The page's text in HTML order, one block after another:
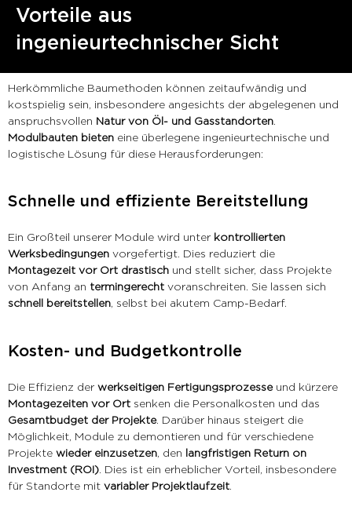
Vorteile aus
ingenieurtechnischer Sicht
Herkömmliche Baumethoden können zeitaufwändig und
kostspielig sein, insbesondere angesichts der abgelegenen und
anspruchsvollen Natur von Öl- und Gasstandorten.
Modulbauten bieten eine überlegene ingenieurtechnische und
logistische Lösung für diese Herausforderungen:
Schnelle und effiziente Bereitstellung
Ein Großteil unserer Module wird unter kontrollierten
Werksbedingungen vorgefertigt. Dies reduziert die
Montagezeit vor Ort drastisch und stellt sicher, dass Projekte
von Anfang an termingerecht voranschreiten. Sie lassen sich
schnell bereitstellen, selbst bei akutem Camp-Bedarf.
Kosten- und Budgetkontrolle
Die Effizienz der werkseitigen Fertigungsprozesseund kürzere
Montagezeiten vor Ort senken die Personalkosten und das
Gesamtbudget der Projekte. Darüber hinaus steigert die
Möglichkeit, Module zu demontieren und für verschiedene
Projekte wieder einzusetzen, den
langfristigen Return on
Investment (ROI). Dies ist ein erheblicher Vorteil, insbesondere
für Standorte mit variabler Projektlaufzeit.